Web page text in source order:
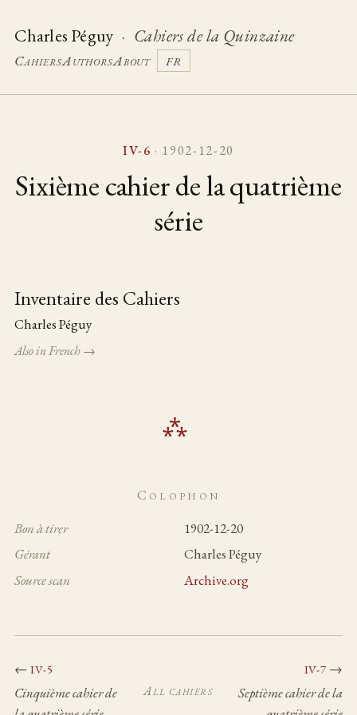
Charles Péguy · Cahiers de la Quinzaine
CahiersAuthorsAbout FR
IV-6 · 1902-12-20
Sixième cahier de la quatrième
série
Table of pieces
Inventaire des Cahiers
Charles Péguy
Also in French →
Colophon
Bon à tirer
1902-12-20
Gérant
Charles Péguy
Source scan
Archive.org
←IV-5
Cinquième cahier de
All cahiers
IV-7 →
Septième cahier de la